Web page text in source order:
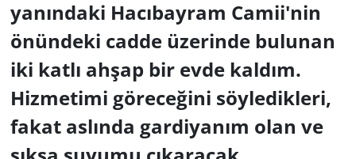
yanındaki Hacıbayram Camii'nin
önündeki cadde üzerinde bulunan
iki katlı ahşap bir evde kaldım.
Hizmetimi göreceğini söyledikleri,
fakat aslında gardiyanım olan ve